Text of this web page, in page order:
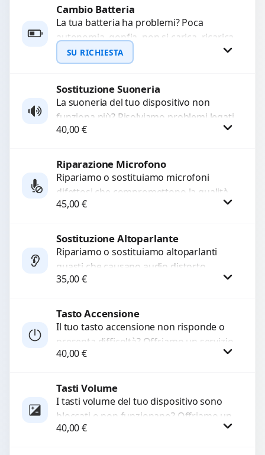
Procedi
Cambio Batteria
La tua batteria ha problemi? Poca
autonomia, gonfia, non si carica, ricarica
lenta o cicli di ricarica esauriti?
Sostituiamo la...
SU RICHIESTA
Richiedi Preventivo
WhatsApp
Sostituzione Suoneria
La suoneria del tuo dispositivo non
funziona più? Risolviamo problemi legati
a moduli audio difettosi con interventi
40,00€
Procedi
Riparazione Microfono
Ripariamo o sostituiamo microfoni
difettosi che compromettono la qualità
audio delle registrazioni o delle
di...
45,00€
Procedi
Sostituzione Altoparlante
Ripariamo o sostituiamo altoparlanti
guasti che causano audio distorto,
basso o assente. Utilizziamo ricambi di
35,00€
Procedi
Tasto Accensione
Il tuo tasto accensione non risponde o
presenta difficoltà? Offriamo un servizio
professionale di riparazione o
40,00€
Tasti Volume
I tasti volume del tuo dispositivo sono
bloccati o non funzionano? Offriamo un
servizio di riparazione o sostituzione
40,00€